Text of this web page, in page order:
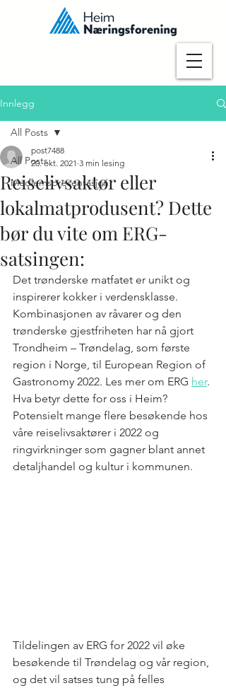
Innlegg
All Posts
Medlemspresentasjon
All Posts
Reiselivsaktør eller
lokalmatprodusent? Dette
bør du vite om ERG-
satsingen:
post7488
20. okt. 2021 3 min lesing
Det trønderske matfatet er unikt og
inspirerer kokker i verdensklasse.
Kombinasjonen av råvarer og den
trønderske gjestfriheten har nå gjort
Trondheim – Trøndelag, som første
region i Norge, til European Region of
Gastronomy 2022. Les mer om ERG her.
Hva betyr dette for oss i Heim?
Potensielt mange flere besøkende hos
våre reiselivsaktører i 2022 og
ringvirkninger som gagner blant annet
detaljhandel og kultur i kommunen.
Tildelingen av ERG for 2022 vil øke
besøkende til Trøndelag og vår region,
og det vil satses tung på felles